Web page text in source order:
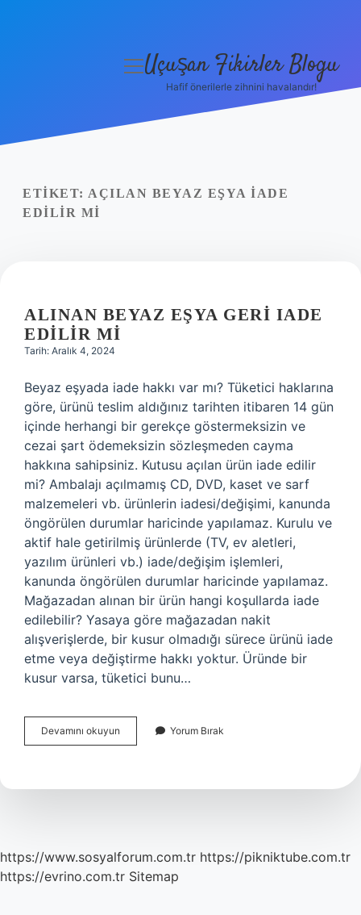
Yasal Uyarı
menüyü
Uçuşan Fikirler Blogu
Hafif önerilerle zihnini havalandır!
ETIKET: AÇILAN BEYAZ EŞYA IADE
EDILIR MI
ALINAN BEYAZ EŞYA GERI IADE
EDILIR MI
Tarih: Aralık 4, 2024
Beyaz eşyada iade hakkı var mı? Tüketici haklarına
göre, ürünü teslim aldığınız tarihten itibaren 14 gün
içinde herhangi bir gerekçe göstermeksizin ve
cezai şart ödemeksizin sözleşmeden cayma
hakkına sahipsiniz. Kutusu açılan ürün iade edilir
mi? Ambalajı açılmamış CD, DVD, kaset ve sarf
malzemeleri vb. ürünlerin iadesi/değişimi, kanunda
öngörülen durumlar haricinde yapılamaz. Kurulu ve
aktif hale getirilmiş ürünlerde (TV, ev aletleri,
yazılım ürünleri vb.) iade/değişim işlemleri,
kanunda öngörülen durumlar haricinde yapılamaz.
Mağazadan alınan bir ürün hangi koşullarda iade
edilebilir? Yasaya göre mağazadan nakit
alışverişlerde, bir kusur olmadığı sürece ürünü iade
etme veya değiştirme hakkı yoktur. Üründe bir
kusur varsa, tüketici bunu…
Devamını okuyun
Beyaz
Iade
Yorum Bırak
https://www.sosyalforum.com.tr https://pikniktube.com.tr
https://evrino.com.tr Sitemap